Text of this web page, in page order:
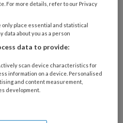
lezen?
aan en lees 2
per maand
abonnement?Log dan in
For more details, refer to our Privacy
place essential and statistical
data about you as a person
data to provide:
scan device characteristics for
information on a device. Personalised
and content measurement,
development.